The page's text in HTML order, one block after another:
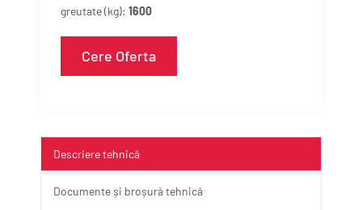
greutate (kg): 1600
Cere Oferta
Descriere tehnică
Documente și broșură tehnică